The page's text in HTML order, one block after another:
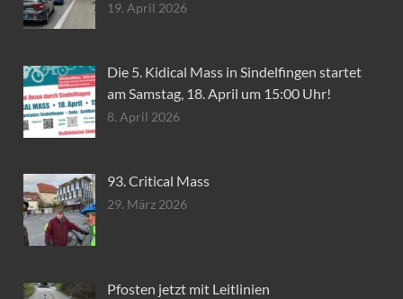
19. April 2026
Die 5. Kidical Mass in Sindelfingen startet
am Samstag, 18. April um 15:00 Uhr!
8. April 2026
93. Critical Mass
29. März 2026
Pfosten jetzt mit Leitlinien